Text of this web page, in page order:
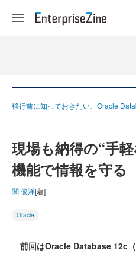
移行前に知っておきたい、Oracle
現場も納得の“手
機能で情報を守る
関 俊洋[著]
Oracle
前回はOracle Database 12c